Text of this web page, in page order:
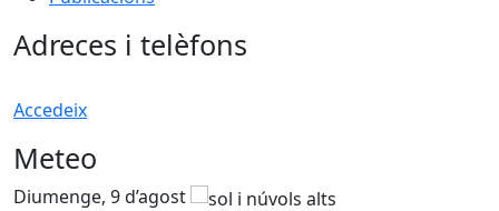
Adreces i telèfons
Accedeix
Meteo
Diumenge, 9 d’agost